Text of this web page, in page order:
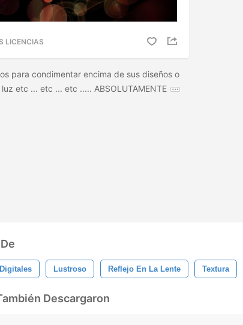
LICENCIAS
para condimentar encima de sus diseños o
etc ... etc ... etc ..... ABSOLUTAMENTE
Lustroso Reflejo En La Lente Textura
Descargaron